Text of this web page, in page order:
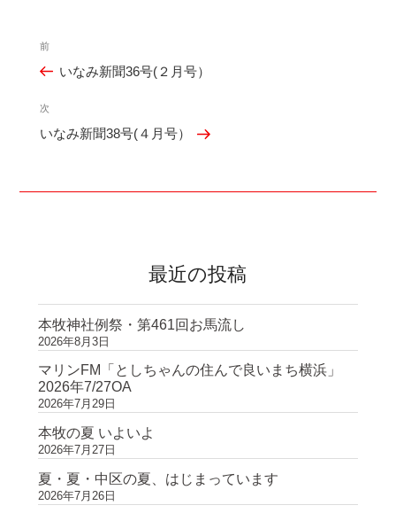
ビ
ゲ
過
去
前
いなみ新聞36号(２月号）
次
の
次
いなみ新聞38号(４月号）
最近の投稿
本牧神社例祭・第461回お馬流し
2026年8月3日
マリンFM「としちゃんの住んで良いまち横浜」
2026年7/27OA
2026年7月29日
本牧の夏 いよいよ
2026年7月27日
夏・夏・中区の夏、はじまっています
2026年7月26日